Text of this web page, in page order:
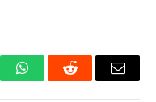
WhatsAppReddit Email